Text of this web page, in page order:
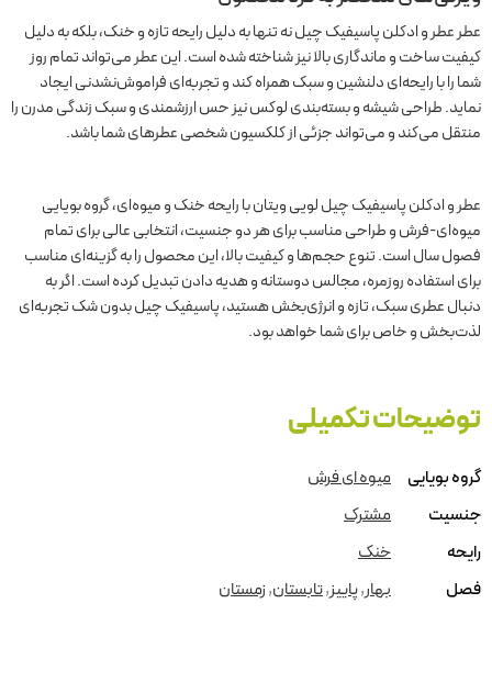
عطر عطر و ادکلن پاسیفیک چیل نه تنها به دلیل رایحه تازه و خنک، بلکه به دلیل
کیفیت ساخت و ماندگاری بالا نیز شناخته شده است. این عطر می‌تواند تمام روز
شما را با رایحه‌ای دلنشین و سبک همراه کند و تجربه‌ای فراموش‌نشدنی ایجاد
نماید. طراحی شیشه و بسته‌بندی لوکس نیز حس ارزشمندی و سبک زندگی مدرن را
منتقل می‌کند و می‌تواند جزئی از کلکسیون شخصی عطرهای شما باشد.
عطر و ادکلن پاسیفیک چیل لویی ویتان با رایحه خنک و میوه‌ای، گروه بویایی
میوه‌ای-فرش و طراحی مناسب برای هر دو جنسیت، انتخابی عالی برای تمام
فصول سال است. تنوع حجم‌ها و کیفیت بالا، این محصول را به گزینه‌ای مناسب
برای استفاده روزمره، مجالس دوستانه و هدیه دادن تبدیل کرده است. اگر به
دنبال عطری سبک، تازه و انرژی‌بخش هستید، پاسیفیک چیل بدون شک تجربه‌ای
لذت‌بخش و خاص برای شما خواهد بود.
توضیحات تکمیلی
گروه بویایی
میوه ای فرش
جنسیت
مشترک
رایحه
خنک
فصل
بهار,پاییز,تابستان,زمستان